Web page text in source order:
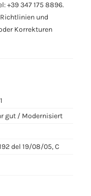
+39 347 175 8896.
und
Korrekturen
gut / Modernisiert
del 19/08/05, C